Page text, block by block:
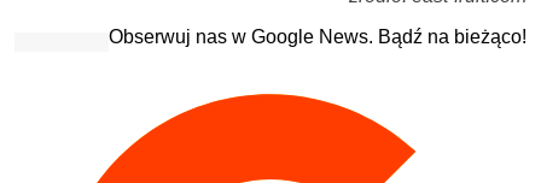
Obserwuj nas w Google News. Bądź na bieżąco!